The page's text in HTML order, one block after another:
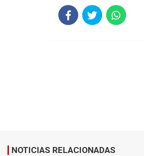
NOTICIAS RELACIONADAS